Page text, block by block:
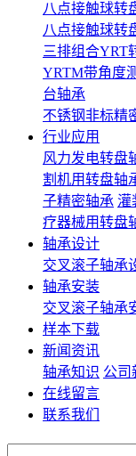
八点接触球转
八点接触球转
三排组合YRT
YRTM带角度
台轴承
不锈钢非标精
行业应用
风力发电转盘
割机用转盘轴
子精密轴承 灌
疗器械用转盘
轴承设计
交叉滚子轴承
轴承安装
交叉滚子轴承
样本下载
新闻资讯
轴承知识 公司
在线留言
联系我们